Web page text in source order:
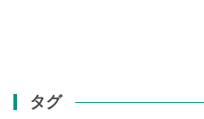
タグ